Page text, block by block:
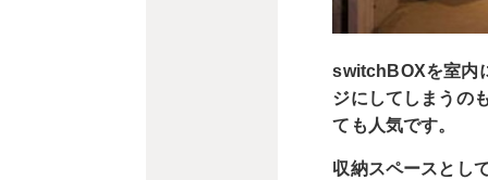
switchBOXを室内
ジにしてしまうの
ても人気です。
収納スペースとし